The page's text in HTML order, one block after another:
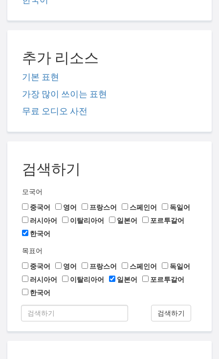
추가 리소스
기본 표현
가장 많이 쓰이는 표현
무료 오디오 사전
검색하기
모국어
중국어
영어 프랑스어 스페인어
독일어
러시아어
이탈리아어 일본어
포르투갈어
한국어
목표어
중국어
영어 프랑스어 스페인어
독일어
러시아어
이탈리아어 일본어
포르투갈어
한국어
검색하기